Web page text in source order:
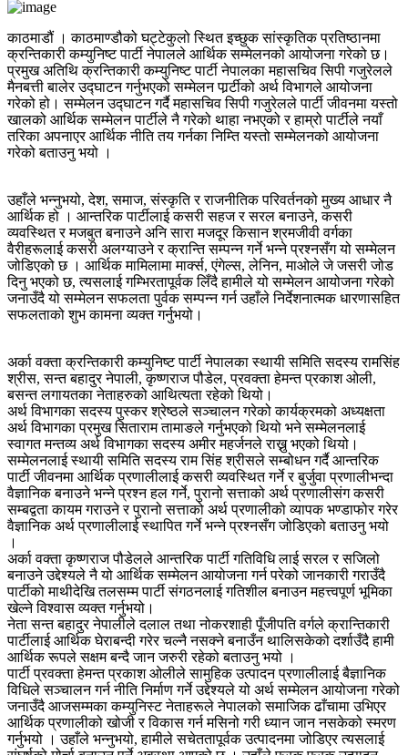
काठमाडौं । काठमाण्डौको घट्टेकुलो स्थित इच्छुक सांस्कृतिक प्रतिष्ठानमा
क्रन्तिकारी कम्युनिष्ट पार्टी नेपालले आर्थिक सम्मेलनको आयोजना गरेको छ।
प्रमुख अतिथि क्रन्तिकारी कम्युनिष्ट पार्टी नेपालका महासचिव सिपी गजुरेलले
मैनबत्ती बालेर उद्घाटन गर्नुभएको सम्मेलन पार्र्टीको अर्थ विभागले आयोजना
गरेको हो। सम्मेलन उद्घाटन गर्दै महासचिव सिपी गजुरेलले पार्टी जीवनमा यस्तो
खालको आर्थिक सम्मेलन पार्टीले नै गरेको थाहा नभएको र हाम्रो पार्टीले नयाँ
तरिका अपनाएर आर्थिक नीति तय गर्नका निम्ति यस्तो सम्मेलनको आयोजना
गरेको बताउनु भयो ।
उहाँले भन्नुभयो, देश, समाज, संस्कृति र राजनीतिक परिवर्तनको मुख्य आधार नै
आर्थिक हो । आन्तरिक पार्टीलाई कसरी सहज र सरल बनाउने, कसरी
व्यवस्थित र मजबुत बनाउने अनि सारा मजदूर किसान श्रमजीवी वर्गका
वैरीहरूलाई कसरी अलग्याउने र क्रान्ति सम्पन्न गर्ने भन्ने प्रश्नसँग यो सम्मेलन
जोडिएको छ । आर्थिक मामिलामा मार्क्स, एंगेल्स, लेनिन, माओले जे जसरी जोड
दिनु भएको छ, त्यसलाई गम्भिरतापूर्वक लिँदै हामीले यो सम्मेलन आयोजना गरेको
जनाउँदै यो सम्मेलन सफलता पुर्वक सम्पन्न गर्न उहाँले निर्देशनात्मक धारणासहित
सफलताको शुभ कामना व्यक्त गर्नुभयो।
अर्का वक्ता क्रन्तिकारी कम्युनिष्ट पार्टी नेपालका स्थायी समिति सदस्य रामसिंह
श्रीस, सन्त बहादुर नेपाली, कृष्णराज पौडेल, प्रवक्ता हेमन्त प्रकाश ओली,
बसन्त लगायतका नेताहरुको आथित्यता रहेको थियो।
अर्थ विभागका सदस्य पुस्कर श्रेष्ठले सञ्चालन गरेको कार्यक्रमको अध्यक्षता
अर्थ विभागका प्रमुख सिताराम तामाङले गर्नुभएको थियो भने सम्मेलनलाई
स्वागत मन्तव्य अर्थ विभागका सदस्य अमीर महर्जनले राख्नु भएको थियो।
सम्मेलनलाई स्थायी समिति सदस्य राम सिंह श्रीसले सम्बोधन गर्दै आन्तरिक
पार्टी जीवनमा आर्थिक प्रणालीलाई कसरी व्यवस्थित गर्ने र बुर्जुवा प्रणालीभन्दा
वैज्ञानिक बनाउने भन्ने प्रश्न हल गर्ने, पुरानो सत्ताको अर्थ प्रणालीसंग कसरी
सम्बद्वता कायम गराउने र पुरानो सत्ताको अर्थ प्रणालीको व्यापक भण्डाफोर गरेर
वैज्ञानिक अर्थ प्रणालीलाई स्थापित गर्ने भन्ने प्रश्नसँग जोडिएको बताउनु भयो
।
अर्का वक्ता कृष्णराज पौडेलले आन्तरिक पार्टी गतिविधि लाई सरल र सजिलो
बनाउने उद्देश्यले नै यो आर्थिक सम्मेलन आयोजना गर्न परेको जानकारी गराउँदै
पार्टीको माथीदेखि तलसम्म पार्टी संगठनलाई गतिशील बनाउन महत्त्वपूर्ण भूमिका
खेल्ने विश्वास व्यक्त गर्नुभयो।
नेता सन्त बहादुर नेपालीले दलाल तथा नोकरशाही पूँजीपति वर्गले क्रान्तिकारी
पार्टीलाई आर्थिक घेराबन्दी गरेर चल्नै नसक्ने बनाउँन थालिसकेको दर्शाउँदै हामी
आर्थिक रूपले सक्षम बन्दै जान जरुरी रहेको बताउनु भयो ।
पार्टी प्रवक्ता हेमन्त प्रकाश ओलीले सामुहिक उत्पादन प्रणालीलाई बैज्ञानिक
विधिले सञ्चालन गर्न नीति निर्माण गर्ने उद्देश्यले यो अर्थ सम्मेलन आयोजना गरेको
जनाउँदै आजसम्मका कम्युनिस्ट नेताहरूले नेपालको समाजिक ढाँचामा उभिएर
आर्थिक प्रणालीको खोजी र विकास गर्न मसिनो गरी ध्यान जान नसकेको स्मरण
गर्नुभयो । उहाँले भन्नुभयो, हामीले सचेततापूर्वक उत्पादनमा जोडिएर त्यसलाई